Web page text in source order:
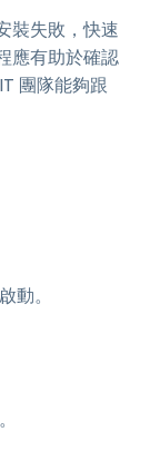
裝失敗，快速
應有助於確認
團隊能夠跟
動。